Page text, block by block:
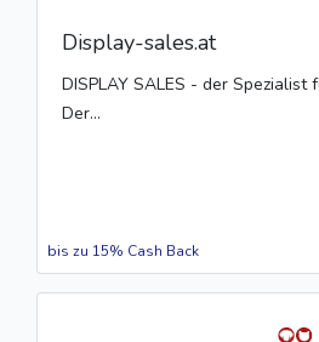
Display-sales.at
DISPLAY SALES - der
Der...
bis zu 15% Cash Back